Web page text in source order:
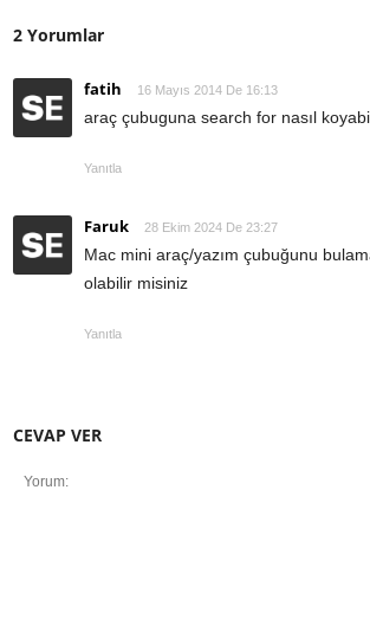
2 Yorumlar
fatih 16 Mayıs 2014 De 16:13
araç çubuguna search for nasıl
Yanıtla
Faruk 28 Ekim 2024 De 23:27
Mac mini araç/yazım çubuğunu
olabilir misiniz
Yanıtla
CEVAP VER